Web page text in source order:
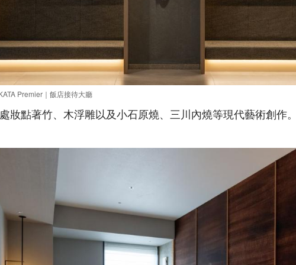
Premier｜飯店接待大廳
妝點著竹、木浮雕以及小石原燒、三川內燒等現代藝術創作